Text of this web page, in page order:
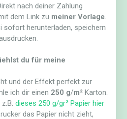
nach deiner Zahlung
dem Link zu meiner Vorlage.
sofort herunterladen, speichern
du für meine
und der Effekt perfekt zur
ich dir einen 250 g/m² Karton.
z.B.dieses 250 g/gr² Papier hier
das Papier nicht zieht,